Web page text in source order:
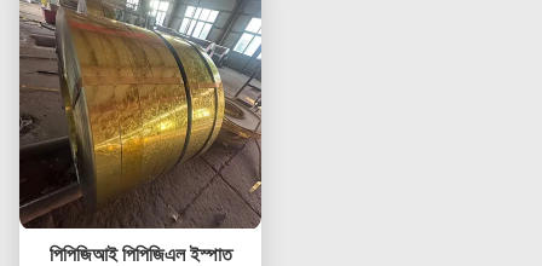
পিপিজিআই পিপিজিএল ইস্পাত